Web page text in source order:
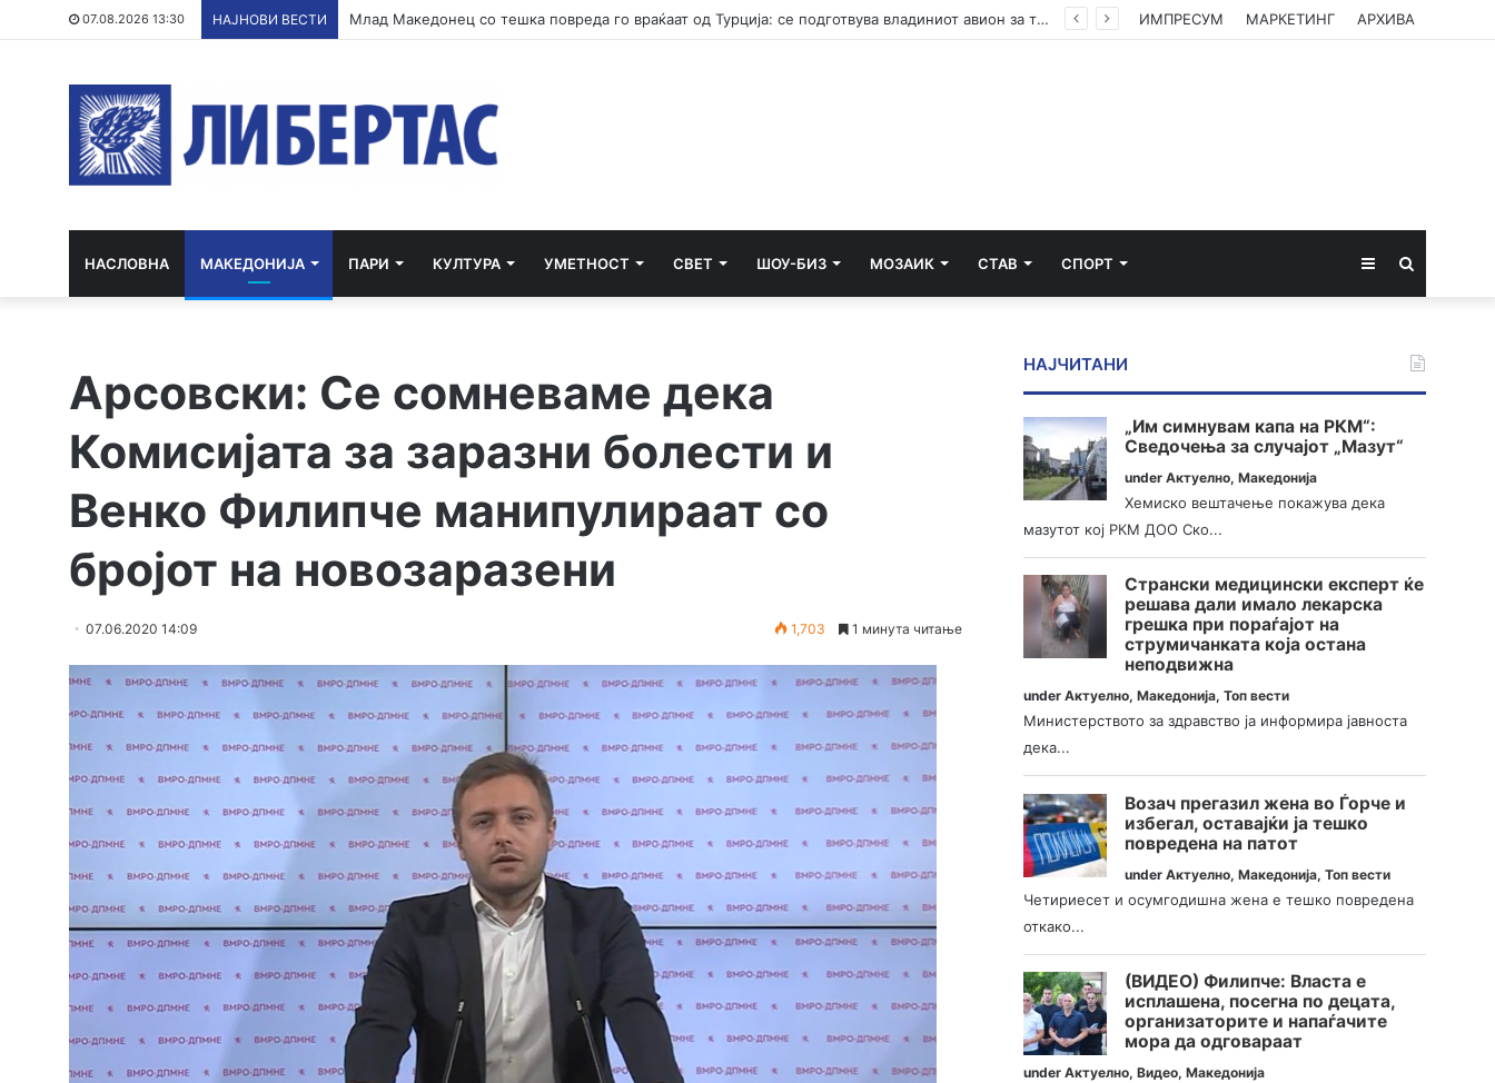
07.08.2026 13:30 НАЈНОВИ ВЕСТИ Млад Македонец со тешка повреда го враќаат од Турција: се подготвува владиниот авион за транспортот ИМПРЕСУМ МАРКЕТИНГ АРХИВА
НАСЛОВНА МАКЕДОНИЈА ПАРИ КУЛТУРА УМЕТНОСТ СВЕТ ШОУ-БИЗ МОЗАИК СТАВ СПОРТ Sidebar
Арсовски: Се сомневаме дека
Комисијата за заразни болести и
Венко Филипче манипулираат со
бројот на новозаразени
07.06.2020 14:09 1,703 1 минута читање
НАЈЧИТАНИ
„Им симнувам капа на РКМ“:
Сведочења за случајот „Мазут“
underАктуелно,Македонија
Хемиско вештачење покажува дека
мазутот кој РКМ ДОО Ско...
Странски медицински експерт ќе
решава дали имало лекарска
грешка при пораѓајот на
струмичанката која остана
неподвижна
underАктуелно,Македонија,Топ вести
Министерството за здравство ја информира јавноста
дека...
Возач прегазил жена во Ѓорче и
избегал, оставајќи ја тешко
повредена на патот
underАктуелно,Македонија,Топ вести
Четириесет и осумгодишна жена е тешко повредена
откако...
(ВИДЕО) Филипче: Власта е
исплашена, посегна по децата,
организаторите и напаѓачите
мора да одговараат
underАктуелно,Видео,Македонија